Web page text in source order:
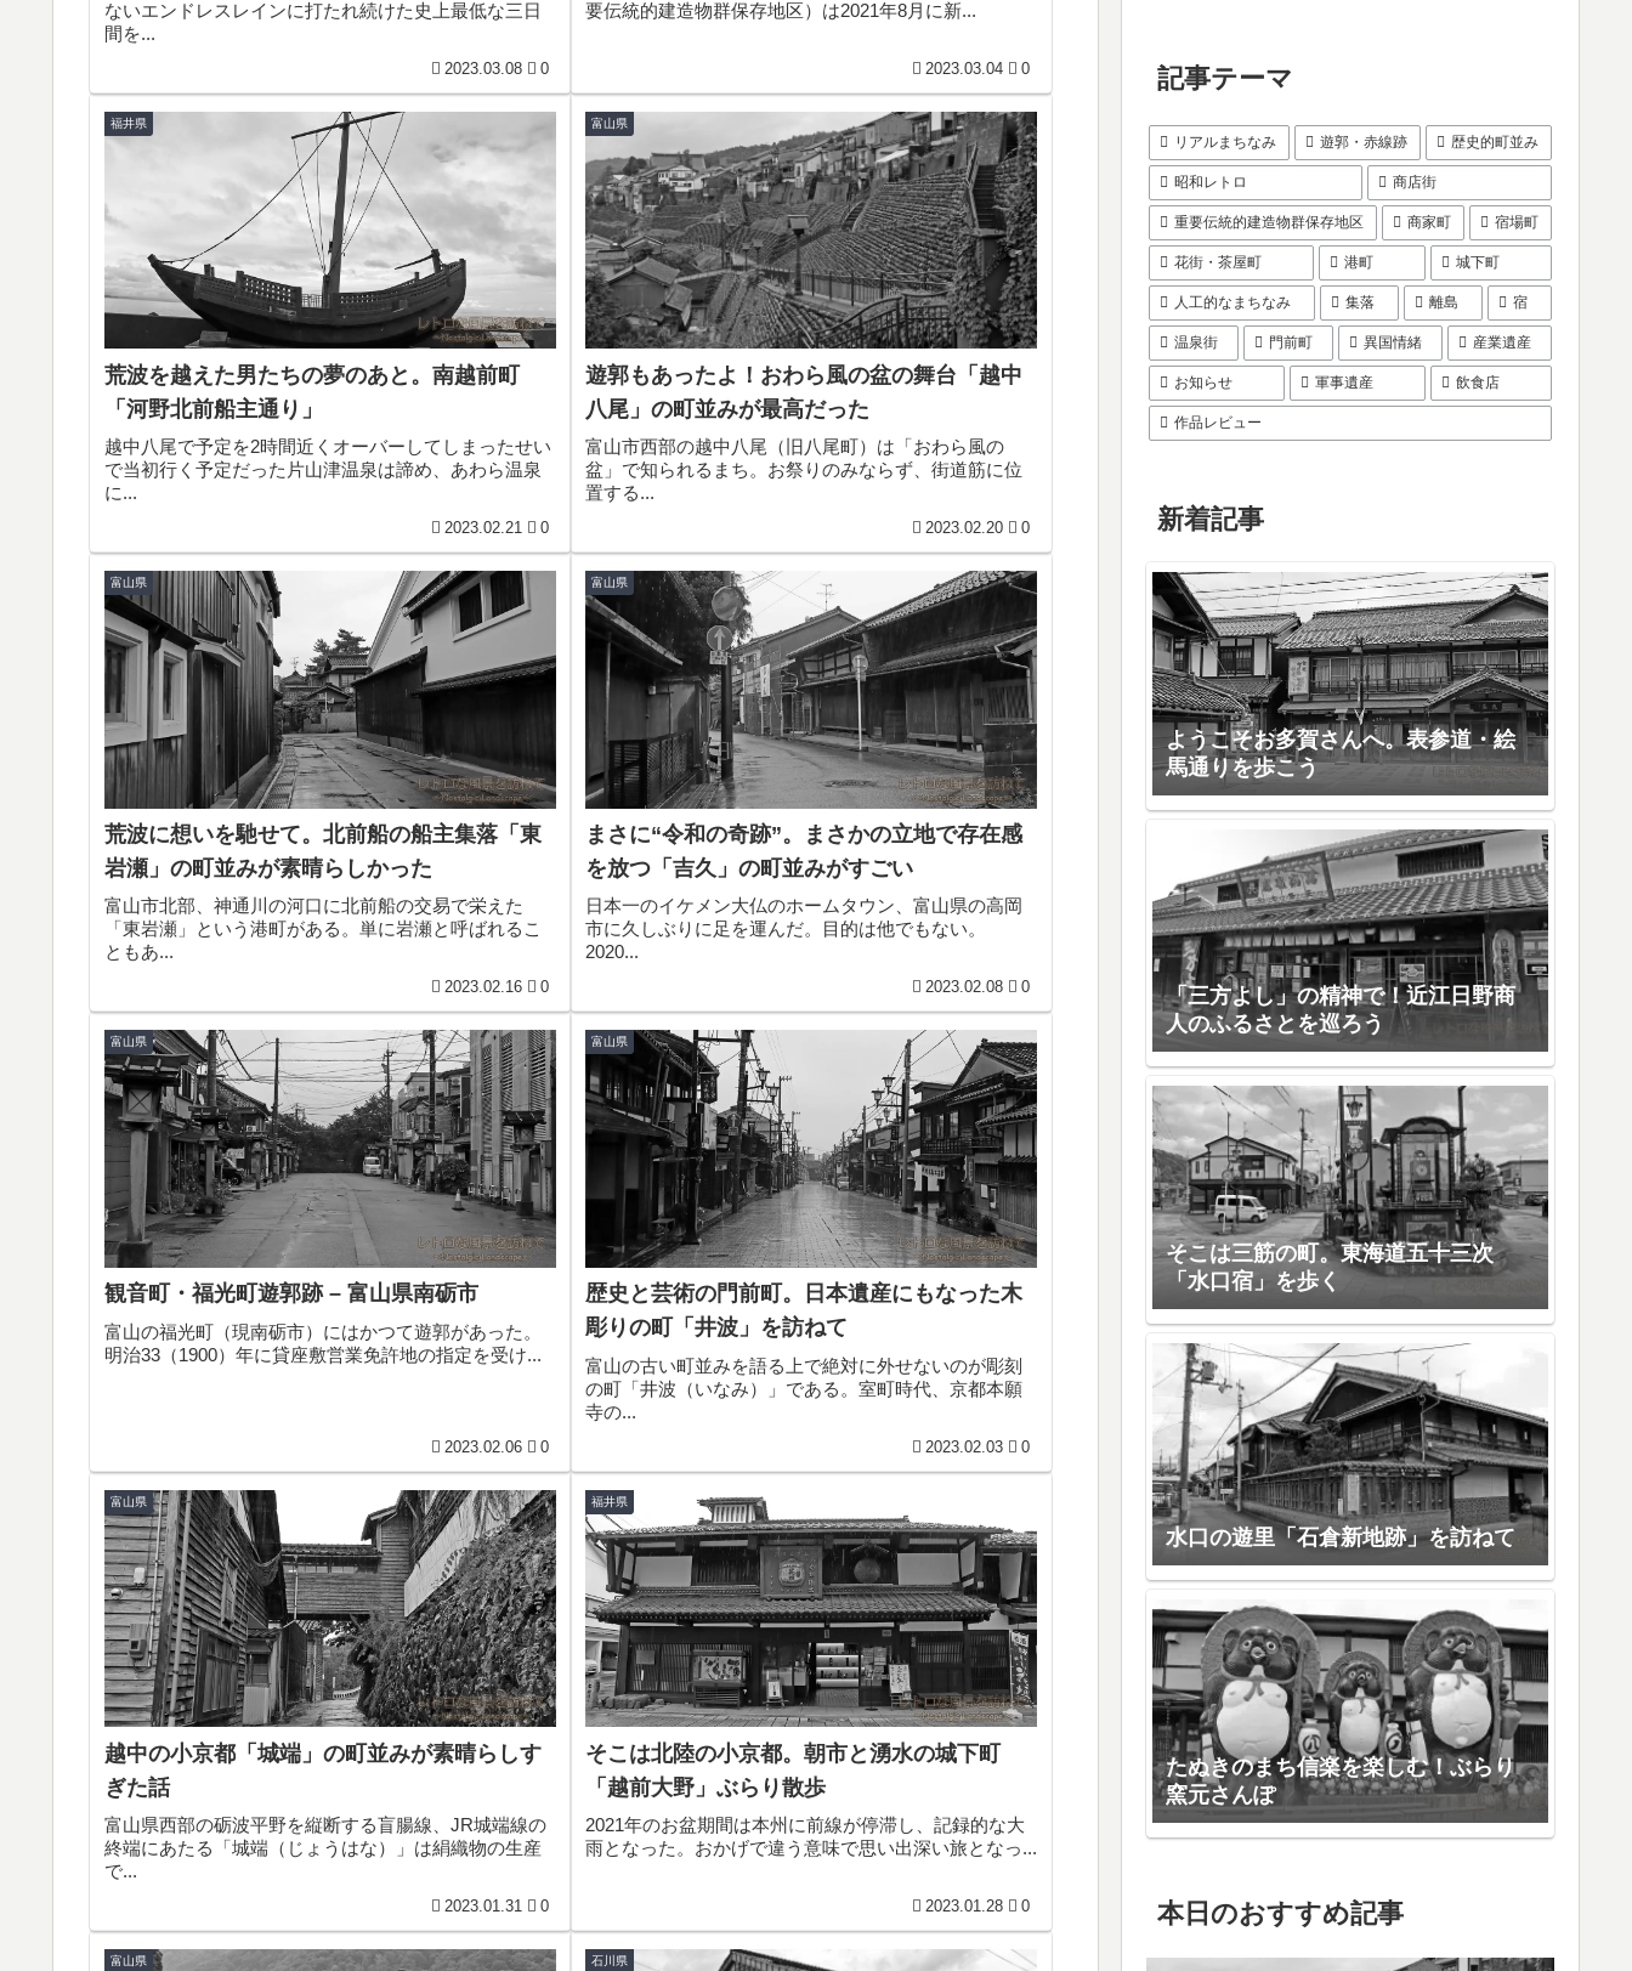
ないエンドレスレインに打たれ続けた史上最低な三日
間を...
2023.03.08 0
要伝統的建造物群保存地区）は2021年8月に新...
2023.03.04 0
福井県
荒波を越えた男たちの夢のあと。南越前町
「河野北前船主通り」
越中八尾で予定を2時間近くオーバーしてしまったせい
で当初行く予定だった片山津温泉は諦め、あわら温泉
に...
2023.02.21 0
富山県
遊郭もあったよ！おわら風の盆の舞台「越中
八尾」の町並みが最高だった
富山市西部の越中八尾（旧八尾町）は「おわら風の
盆」で知られるまち。お祭りのみならず、街道筋に位
置する...
2023.02.20 0
富山県
荒波に想いを馳せて。北前船の船主集落「東
岩瀬」の町並みが素晴らしかった
富山市北部、神通川の河口に北前船の交易で栄えた
「東岩瀬」という港町がある。単に岩瀬と呼ばれるこ
ともあ...
2023.02.16 0
富山県
まさに“令和の奇跡”。まさかの立地で存在感
を放つ「吉久」の町並みがすごい
日本一のイケメン大仏のホームタウン、富山県の高岡
市に久しぶりに足を運んだ。目的は他でもない。
2020...
2023.02.08 0
富山県
観音町・福光町遊郭跡 – 富山県南砺市
富山の福光町（現南砺市）にはかつて遊郭があった。
明治33（1900）年に貸座敷営業免許地の指定を受け...
2023.02.06 0
富山県
歴史と芸術の門前町。日本遺産にもなった木
彫りの町「井波」を訪ねて
富山の古い町並みを語る上で絶対に外せないのが彫刻
の町「井波（いなみ）」である。室町時代、京都本願
寺の...
2023.02.03 0
富山県
越中の小京都「城端」の町並みが素晴らしす
ぎた話
富山県西部の砺波平野を縦断する盲腸線、JR城端線の
終端にあたる「城端（じょうはな）」は絹織物の生産
で...
2023.01.31 0
福井県
そこは北陸の小京都。朝市と湧水の城下町
「越前大野」ぶらり散歩
2021年のお盆期間は本州に前線が停滞し、記録的な大
雨となった。おかげで違う意味で思い出深い旅となっ...
2023.01.28 0
富山県 石川県
記事テーマ
リアルまちなみ 遊郭・赤線跡 歴史的町並み
昭和レトロ 商店街
重要伝統的建造物群保存地区 商家町 宿場町
花街・茶屋町 港町 城下町
人工的なまちなみ 集落 離島 宿
温泉街 門前町 異国情緒 産業遺産
お知らせ 軍事遺産 飲食店
作品レビュー
新着記事
ようこそお多賀さんへ。表参道・絵
馬通りを歩こう
「三方よし」の精神で！近江日野商
人のふるさとを巡ろう
そこは三筋の町。東海道五十三次
「水口宿」を歩く
水口の遊里「石倉新地跡」を訪ねて
たぬきのまち信楽を楽しむ！ぶらり
窯元さんぽ
本日のおすすめ記事